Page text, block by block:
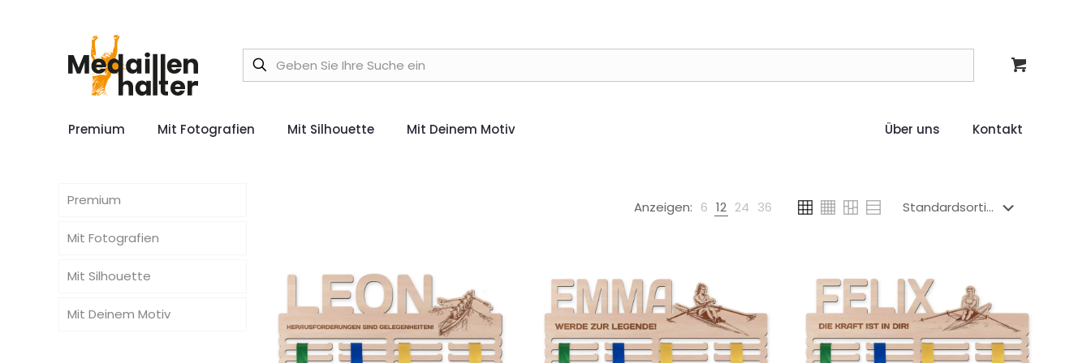
Premium Mit Fotografien Mit Silhouette Mit Deinem Motiv Über uns Kontakt
Anzeigen: 6 12 24 36
Premium
Mit Fotografien
Mit Silhouette
Mit Deinem Motiv